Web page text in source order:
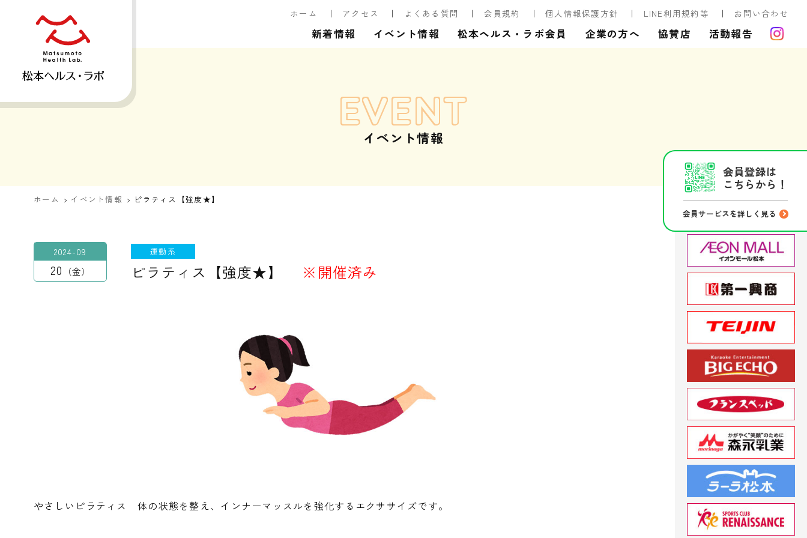
ホーム アクセス よくある質問 会員規約 個人情報保護方針 LINE利用規約等 お問い合わせ
新着情報 イベント情報 松本ヘルス・ラボ会員 企業の方へ 協賛店 活動報告
EVENT
イベント情報
ホーム イベント情報 ピラティス【強度★】
2024-09
20 金
運動系
ピラティス【強度★】 ※開催済み
やさしいピラティス 体の状態を整え、インナーマッスルを強化するエクササイズです。
会員登録は
こちらから！
会員サービスを詳しく見る